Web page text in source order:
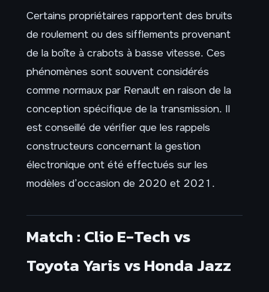
Certains propriétaires rapportent des bruits
de roulement ou des sifflements provenant
de la boîte à crabots à basse vitesse. Ces
phénomènes sont souvent considérés
comme normaux par Renault en raison de la
conception spécifique de la transmission. Il
est conseillé de vérifier que les rappels
constructeurs concernant la gestion
électronique ont été effectués sur les
modèles d’occasion de 2020 et 2021.
Match : Clio E-Tech vs
Toyota Yaris vs Honda Jazz